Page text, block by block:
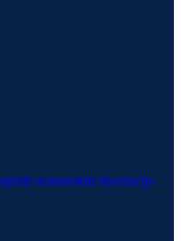
doktorskih disertacija